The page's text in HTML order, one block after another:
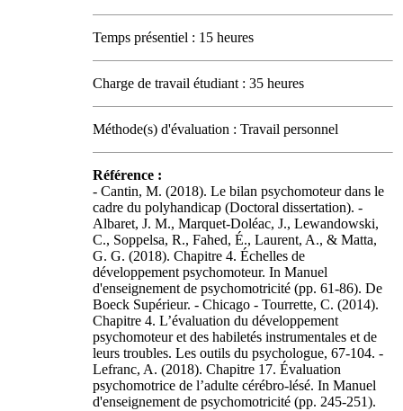
Temps présentiel : 15 heures
Charge de travail étudiant : 35 heures
Méthode(s) d'évaluation : Travail personnel
Référence :
- Cantin, M. (2018). Le bilan psychomoteur dans le
cadre du polyhandicap (Doctoral dissertation). -
Albaret, J. M., Marquet-Doléac, J., Lewandowski,
C., Soppelsa, R., Fahed, É., Laurent, A., & Matta,
G. G. (2018). Chapitre 4. Échelles de
développement psychomoteur. In Manuel
d'enseignement de psychomotricité (pp. 61-86). De
Boeck Supérieur. - Chicago - Tourrette, C. (2014).
Chapitre 4. L’évaluation du développement
psychomoteur et des habiletés instrumentales et de
leurs troubles. Les outils du psychologue, 67-104. -
Lefranc, A. (2018). Chapitre 17. Évaluation
psychomotrice de l’adulte cérébro-lésé. In Manuel
d'enseignement de psychomotricité (pp. 245-251).